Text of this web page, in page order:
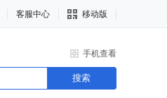
客服中心 移动版
手机查看
搜索